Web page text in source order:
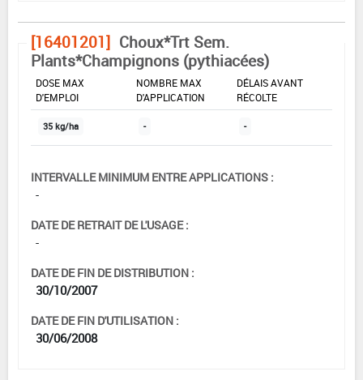
[16401201] Choux*Trt Sem.
Plants*Champignons (pythiacées)
DOSE MAX
D'EMPLOI
NOMBRE MAX
D'APPLICATION
DÉLAIS AVANT
RÉCOLTE
35 kg/ha - -
INTERVALLE MINIMUM ENTRE APPLICATIONS :
-
DATE DE RETRAIT DE L'USAGE :
-
DATE DE FIN DE DISTRIBUTION :
30/10/2007
DATE DE FIN D'UTILISATION :
30/06/2008